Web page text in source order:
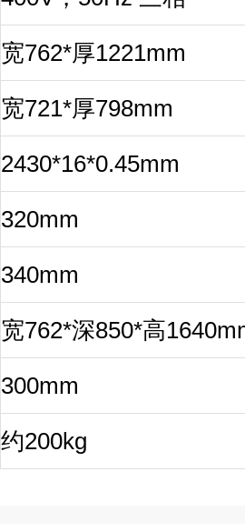
宽762*厚1221mm
宽721*厚798mm
2430*16*0.45mm
320mm
340mm
宽762*深850*高
300mm
约200kg